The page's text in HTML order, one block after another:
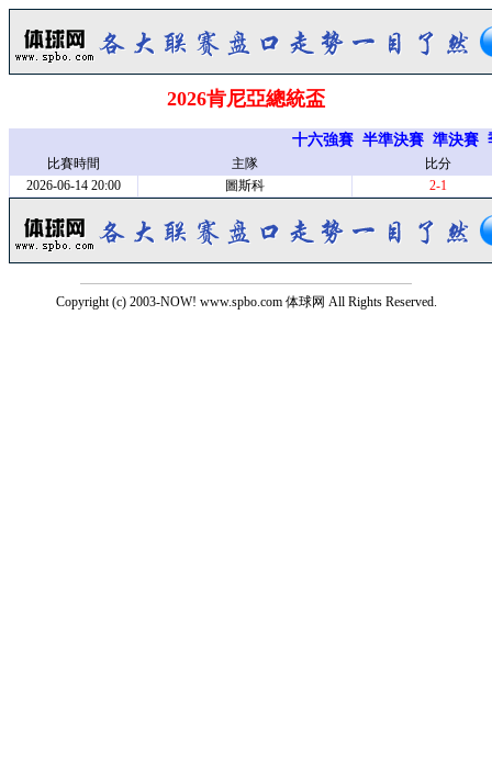
2026肯尼亞總統盃
十六強賽 半準決賽 準決賽
比賽時間 主隊
比分
2026-06-14 20:00
圖斯科 2-1
Copyright (c) 2003-NOW! www.spbo.com 体球网 All Rights Reserved.